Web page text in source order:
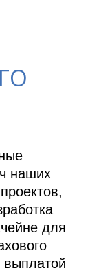
наших
для
выплатой